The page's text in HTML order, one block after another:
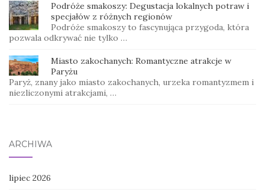
Podróże smakoszy: Degustacja lokalnych potraw i
specjałów z różnych regionów
Podróże smakoszy to fascynująca przygoda, która
pozwala odkrywać nie tylko …
Miasto zakochanych: Romantyczne atrakcje w
Paryżu
Paryż, znany jako miasto zakochanych, urzeka romantyzmem i
niezliczonymi atrakcjami, …
ARCHIWA
lipiec 2026